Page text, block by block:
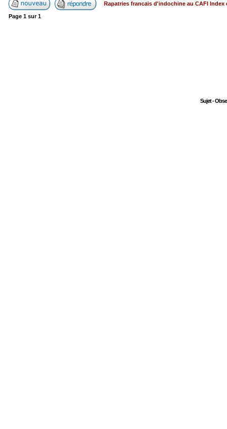
Rapatries francais d'indochine au CAFI Index
Page 1 sur1
Sujet -